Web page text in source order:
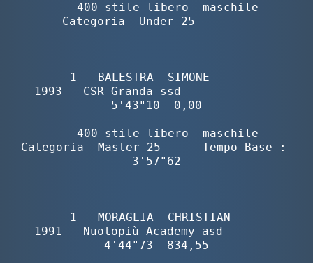
        400 stile libero  maschile   -
Categoria  Under 25
--------------------------------------
--------------------------------------
------------------
       1   BALESTRA  SIMONE
1993   CSR Granda ssd
5'43"10  0,00
        400 stile libero  maschile   -
Categoria  Master 25      Tempo Base :
3'57"62
--------------------------------------
--------------------------------------
------------------
       1   MORAGLIA  CHRISTIAN
1991   Nuotopiù Academy asd
4'44"73  834,55